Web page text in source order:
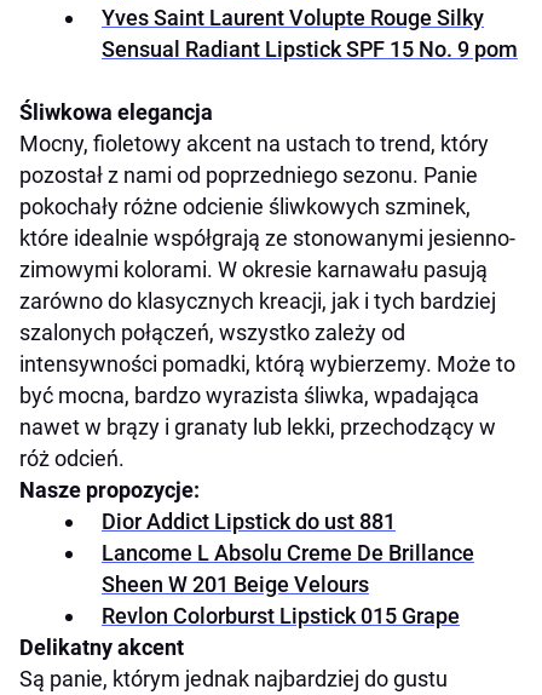
Yves Saint Laurent Volupte Rouge Silky
Sensual Radiant Lipstick SPF 15 No. 9 pom
Śliwkowa elegancja
Mocny, fioletowy akcent na ustach to trend, który
pozostał z nami od poprzedniego sezonu. Panie
pokochały różne odcienie śliwkowych szminek,
które idealnie współgrają ze stonowanymi jesienno-
zimowymi kolorami. W okresie karnawału pasują
zarówno do klasycznych kreacji, jak i tych bardziej
szalonych połączeń, wszystko zależy od
intensywności pomadki, którą wybierzemy. Może to
być mocna, bardzo wyrazista śliwka, wpadająca
nawet w brązy i granaty lub lekki, przechodzący w
róż odcień.
Nasze propozycje:
Dior Addict Lipstick do ust 881
Lancome L Absolu Creme De Brillance
Sheen W 201 Beige Velours
Revlon Colorburst Lipstick 015 Grape
Delikatny akcent
Są panie, którym jednak najbardziej do gustu